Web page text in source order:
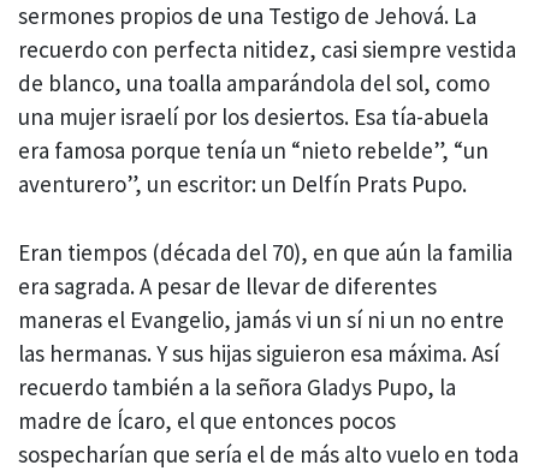
sermones propios de una Testigo de Jehová. La
recuerdo con perfecta nitidez, casi siempre vestida
de blanco, una toalla amparándola del sol, como
una mujer israelí por los desiertos. Esa tía-abuela
era famosa porque tenía un “nieto rebelde”, “un
aventurero”, un escritor: un Delfín Prats Pupo.
Eran tiempos (década del 70), en que aún la familia
era sagrada. A pesar de llevar de diferentes
maneras el Evangelio, jamás vi un sí ni un no entre
las hermanas. Y sus hijas siguieron esa máxima. Así
recuerdo también a la señora Gladys Pupo, la
madre de Ícaro, el que entonces pocos
sospecharían que sería el de más alto vuelo en toda